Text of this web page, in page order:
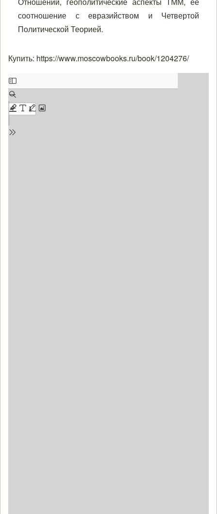
соотношение с евразийством и Четвертой
Политической Теорией.
Купить: https://www.moscowbooks.ru/book/1204276/